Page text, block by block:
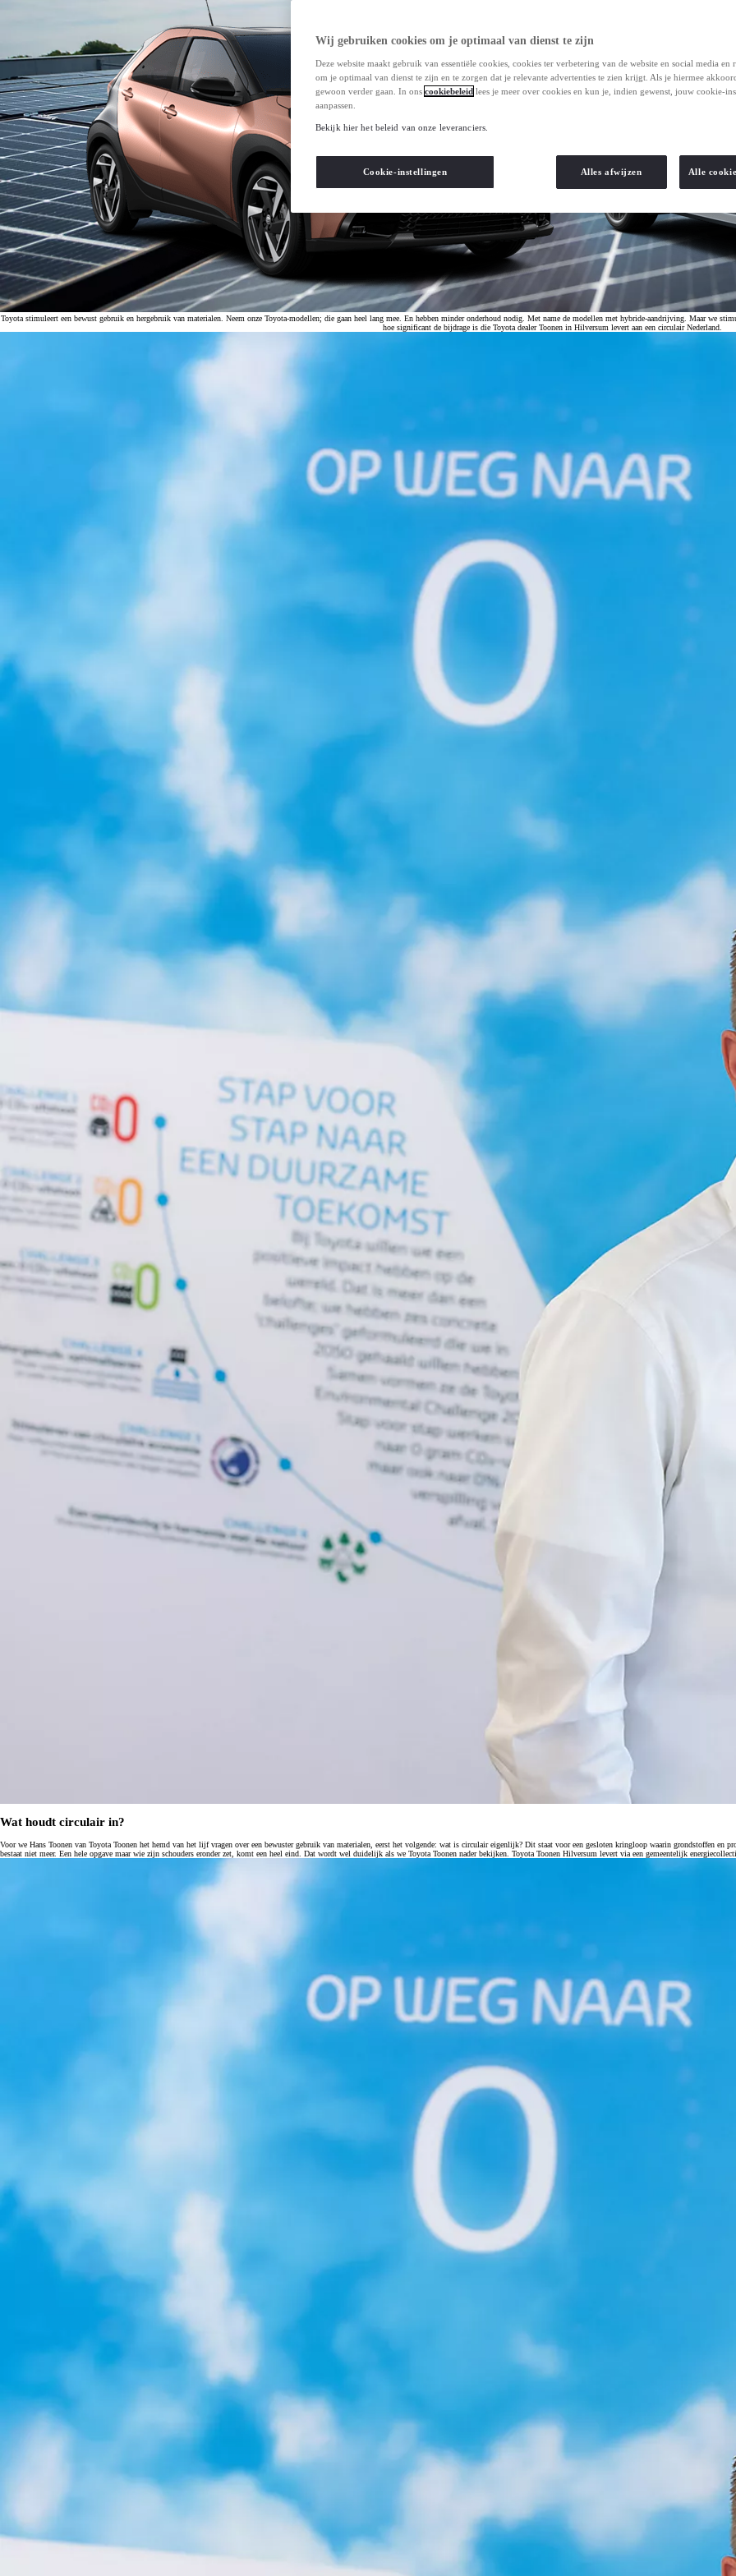
Vanaf € 31.895,-
€ 265,89 p/m*
Corolla Touring Sports
HYBRIDE
Corolla Cross
HYBRIDE
Vanaf € 39.995,-
BATTERIJ ELEKTRISCH
Vanaf € 39.995,-
€ 246,77 p/m*
PLUG-IN HYBRIDE
€ 413,55 p/m*
WATERSTOF-ELEKTRISCH
Proace City
Proace
OOK ALS BATTERIJ-ELEKTRISCH
Toyota stimuleert een bewust gebruik en hergebruik van materialen. Neem onze Toyota-modellen; die gaan heel lang mee. En hebben minder onderhoud nodig. Met name de modellen met hybride-aandrijving. Maar we
hoe significant de bijdrage is die Toyota dealer Toonen in Hilversum levert aan een circulair Nederland.
Wat houdt circulair in?
Voor we Hans Toonen van Toyota Toonen het hemd van het lijf vragen over een bewuster gebruik van materialen, eerst het volgende: wat is circulair eigenlijk? Dit staat voor een gesloten kringloop waarin grondstoffen
bestaat niet meer. Een hele opgave maar wie zijn schouders eronder zet, komt een heel eind. Dat wordt wel duidelijk als we Toyota Toonen nader bekijken. Toyota Toonen Hilversum levert via een gemeentelijk
Wij gebruiken cookies om je optimaal van dienst te zijn
Deze website maakt gebruik van essentiële cookies, cookies ter verbetering van de website en social media en
om je optimaal van dienst te zijn en te zorgen dat je relevante advertenties te zien krijgt. Als je hiermee
gewoon verder gaan. In ons cookiebeleid lees je meer over cookies en kun je, indien gewenst, jouw cookie-
aanpassen.
Bekijk hier het beleid van onze leveranciers.
Cookie-instellingen Alles afwijzen Alle